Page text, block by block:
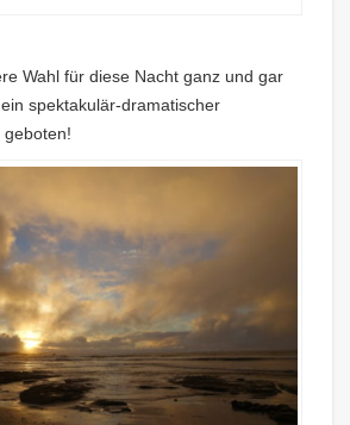
Wahl für diese Nacht ganz und gar
spektakulär-dramatischer